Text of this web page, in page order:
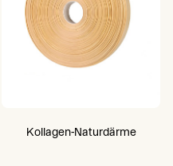
Kollagen-Naturdärme